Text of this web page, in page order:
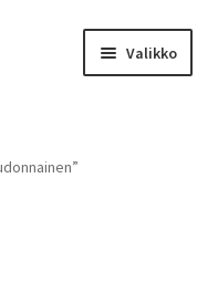
Valikko